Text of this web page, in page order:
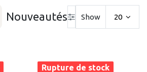
Nouveautés Show 20
Rupture de stock